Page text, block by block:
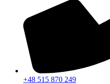
+48 515 870 249